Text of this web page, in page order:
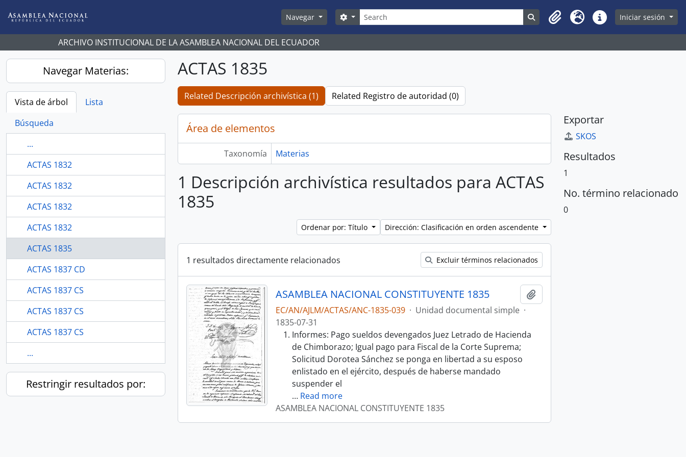
Navegar
Búsqueda
Search options Search in browse page
Clipboard
Idioma Enlaces rápidos
Iniciar sesión
ARCHIVO INSTITUCIONAL DE LA ASAMBLEA NACIONAL DEL ECUADOR
Navegar Materias:
Vista de árbol
Lista
Búsqueda
...
ACTAS 1832
ACTAS 1832
ACTAS 1832
ACTAS 1832
ACTAS 1835
ACTAS 1837 CD
ACTAS 1837 CS
ACTAS 1837 CS
ACTAS 1837 CS
...
Restringir resultados por:
ACTAS 1835
Related Descripción archivística (1) Related Registro de autoridad (0)
Área de elementos
Taxonomía Materias
1 Descripción archivística resultados para ACTAS
1835
Ordenar por: Título Dirección: Clasificación en orden ascendente
1 resultados directamente relacionados Excluir términos relacionados
ASAMBLEA NACIONAL CONSTITUYENTE 1835
EC/AN/AJLM/ACTAS/ANC-1835-039 · Unidad documental simple ·
1835-07-31
Informes: Pago sueldos devengados Juez Letrado de Hacienda
de Chimborazo; Igual pago para Fiscal de la Corte Suprema;
Solicitud Dorotea Sánchez se ponga en libertad a su esposo
enlistado en el ejército, después de haberse mandado
suspender el
… Read more
ASAMBLEA NACIONAL CONSTITUYENTE 1835
Exportar
SKOS
Resultados
1
No. término relacionado
0